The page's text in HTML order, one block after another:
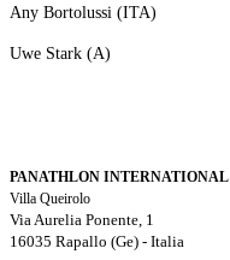
Any Bortolussi (ITA)
Uwe Stark (A)
PANATHLON INTERNATIONAL
Villa Queirolo
Via Aurelia Ponente, 1
16035 Rapallo (Ge) - Italia